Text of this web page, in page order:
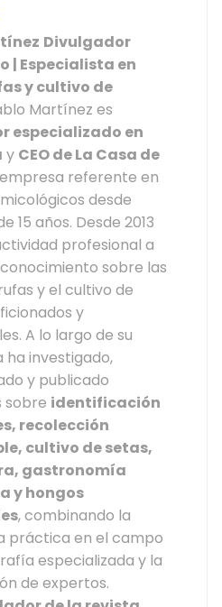
Divulgador
| Especialista en
y cultivo de
Martínez es
especializado en
y CEO de La Casa de
referente en
desde
15 años. Desde 2013
profesional a
sobre las
y el cultivo de
y
A lo largo de su
investigado,
y publicado
sobre identificación
recolección
cultivo de setas,
gastronomía
y hongos
, combinando la
práctica en el campo
especializada y la
de expertos.